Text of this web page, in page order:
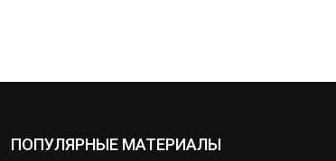
ПОПУЛЯРНЫЕ МАТЕРИАЛЫ